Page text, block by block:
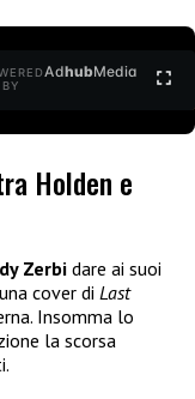
BY
AdhubMedia
Holden e
Zerbidare ai suoi
cover di Last
Insomma lo
la scorsa